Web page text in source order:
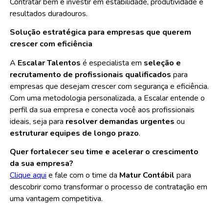
resultados duradouros.
Solução estratégica para empresas que querem
crescer com eficiência
A Escalar Talentos é especialista em seleção e
recrutamento de profissionais qualificados para
empresas que desejam crescer com segurança e eficiência.
Com uma metodologia personalizada, a Escalar entende o
perfil da sua empresa e conecta você aos profissionais
ideais, seja para resolver demandas urgentes ou
estruturar equipes de longo prazo.
Quer fortalecer seu time e acelerar o crescimento
da sua empresa?
Clique aqui e fale com o time da Matur Contábil para
descobrir como transformar o processo de contratação em
uma vantagem competitiva.